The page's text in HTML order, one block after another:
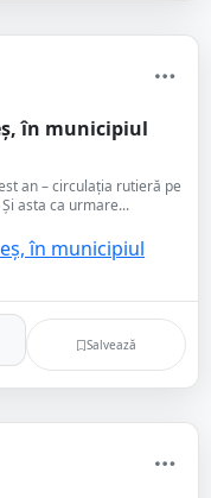
în municipiul
an – circulația rutieră pe
asta ca urmare...
Salvează